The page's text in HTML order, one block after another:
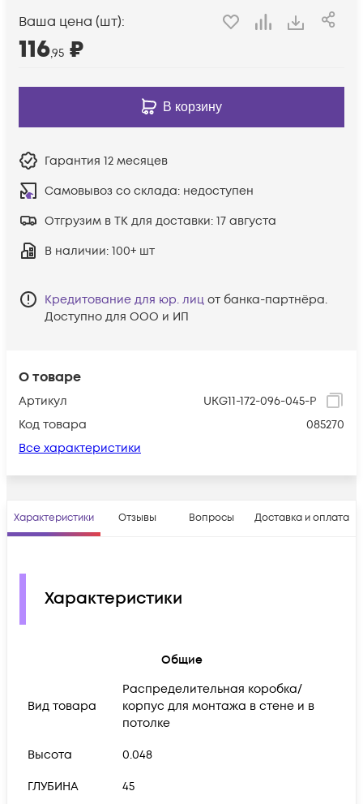
О товаре
Артикул
UKG11-172-096-045-P
Код товара
085270
Все характеристики
Ваша цена (шт):
116,95 ₽
В корзину
Гарантия 12 месяцев
Самовывоз со склада: недоступен
Отгрузим в ТК для доставки: 17 августа
В наличии: 100+ шт
Кредитование для юр. лиц от банка-партнёра.
Доступно для ООО и ИП
Характеристики Отзывы Вопросы Доставка и оплата
Характеристики
Общие
Вид товара
Распределительная коробка/
корпус для монтажа в стене и в
потолке
Высота 0.048
ГЛУБИНА 45